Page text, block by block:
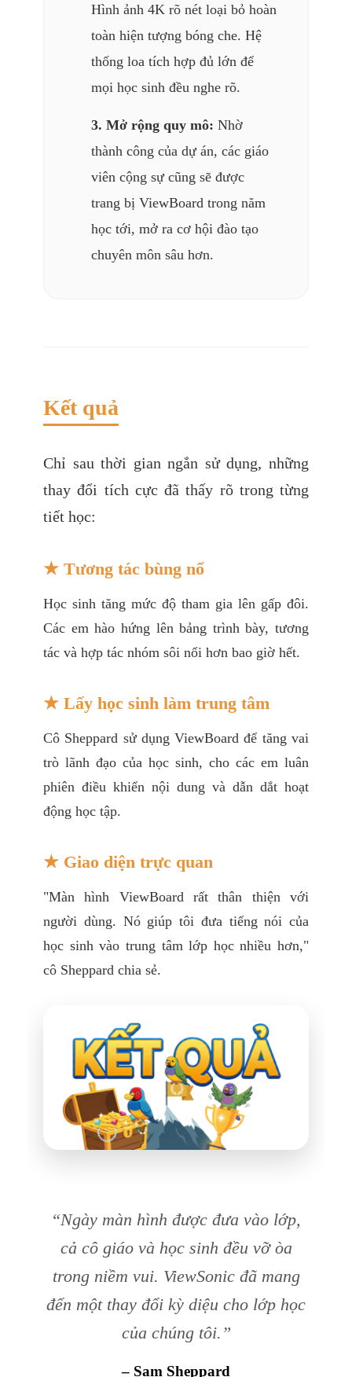
Hình ảnh 4K rõ nét loại bỏ hoàn
toàn hiện tượng bóng che. Hệ
thống loa tích hợp đủ lớn để
mọi học sinh đều nghe rõ.
3. Mở rộng quy mô: Nhờ
thành công của dự án, các giáo
viên cộng sự cũng sẽ được
trang bị ViewBoard trong năm
học tới, mở ra cơ hội đào tạo
chuyên môn sâu hơn.
Kết quả
Chỉ sau thời gian ngắn sử dụng, những
thay đổi tích cực đã thấy rõ trong từng
tiết học:
★ Tương tác bùng nổ
Học sinh tăng mức độ tham gia lên gấp đôi.
Các em hào hứng lên bảng trình bày, tương
tác và hợp tác nhóm sôi nổi hơn bao giờ hết.
★ Lấy học sinh làm trung tâm
Cô Sheppard sử dụng ViewBoard để tăng vai
trò lãnh đạo của học sinh, cho các em luân
phiên điều khiển nội dung và dẫn dắt hoạt
động học tập.
★ Giao diện trực quan
"Màn hình ViewBoard rất thân thiện với
người dùng. Nó giúp tôi đưa tiếng nói của
học sinh vào trung tâm lớp học nhiều hơn,"
cô Sheppard chia sẻ.
“Ngày màn hình được đưa vào lớp,
cả cô giáo và học sinh đều vỡ òa
trong niềm vui. ViewSonic đã mang
đến một thay đổi kỳ diệu cho lớp học
của chúng tôi.”
– Sam Sheppard